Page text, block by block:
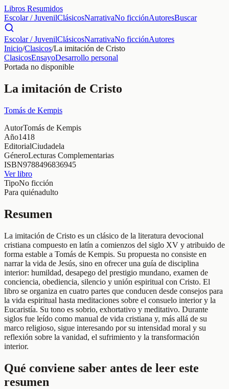
Libros Resumidos
Escolar / JuvenilClásicosNarrativaNo ficciónAutoresBuscar
Escolar / JuvenilClásicosNarrativaNo ficciónAutores
Inicio/Clasicos/La imitación de Cristo
ClasicosEnsayoDesarrollo personal
Portada no disponible
La imitación de Cristo
Tomás de Kempis
AutorTomás de Kempis
Año1418
EditorialCiudadela
GéneroLecturas Complementarias
ISBN9788496836945
Ver libro
TipoNo ficción
Para quiénadulto
Resumen
La imitación de Cristo es un clásico de la literatura devocional
cristiana compuesto en latín a comienzos del siglo XV y atribuido de
forma estable a Tomás de Kempis. Su propuesta no consiste en
narrar la vida de Jesús, sino en ofrecer una guía de disciplina
interior: humildad, desapego del prestigio mundano, examen de
conciencia, obediencia, silencio y unión espiritual con Cristo. El
libro se organiza en cuatro partes que conducen desde consejos para
la vida espiritual hasta meditaciones sobre el consuelo interior y la
Eucaristía. Su tono es sobrio, exhortativo y meditativo. Durante
siglos fue leído como manual de vida cristiana y, más allá de su
marco religioso, sigue interesando por su intensidad moral y su
reflexión sobre la vanidad, el sufrimiento y la transformación
interior.
Qué conviene saber antes de leer este
resumen